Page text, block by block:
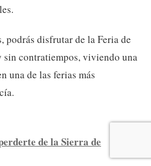
podrás disfrutar de la Feria de
sin contratiempos, viviendo una
una de las ferias más
de la Sierra de